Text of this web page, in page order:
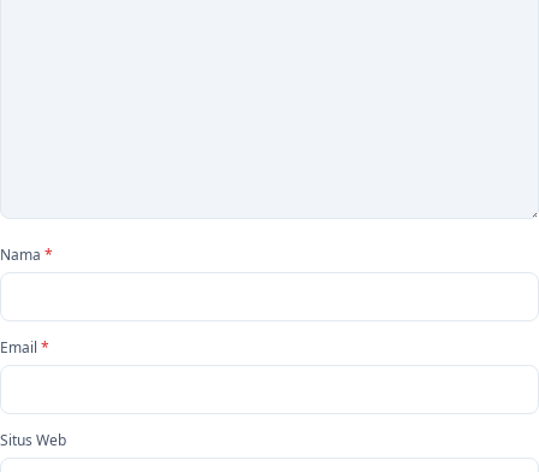
Nama *
Email *
Situs Web